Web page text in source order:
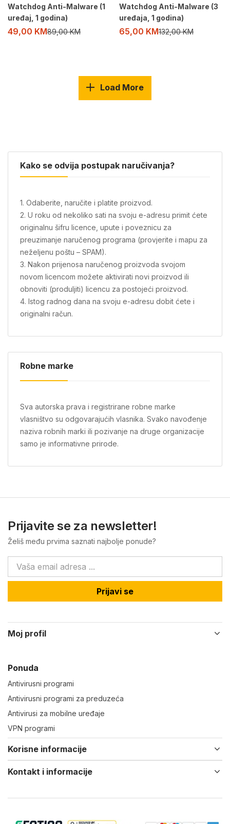
Watchdog Anti-Malware (1
uređaj, 1 godina)
49,00 KM89,00KM
Watchdog Anti-Malware (3
uređaja, 1 godina)
65,00 KM132,00KM
Load More
Kako se odvija postupak naručivanja?
1. Odaberite, naručite i platite proizvod.
2. U roku od nekoliko sati na svoju e-adresu primit ćete
originalnu šifru licence, upute i poveznicu za
preuzimanje naručenog programa (provjerite i mapu za
neželjenu poštu – SPAM).
3. Nakon prijenosa naručenog proizvoda svojom
novom licencom možete aktivirati novi proizvod ili
obnoviti (produljiti) licencu za postojeći proizvod.
4. Istog radnog dana na svoju e-adresu dobit ćete i
originalni račun.
Robne marke
Sva autorska prava i registrirane robne marke
vlasništvo su odgovarajućih vlasnika. Svako navođenje
naziva robnih marki ili pozivanje na druge organizacije
samo je informativne prirode.
Prijavite se za newsletter!
Želiš među prvima saznati najbolje ponude?
Prijavi se
Moj profil
Ponuda
Antivirusni programi
Antivirusni programi za preduzeća
Antivirusi za mobilne uređaje
VPN programi
Korisne informacije
Kontakt i informacije